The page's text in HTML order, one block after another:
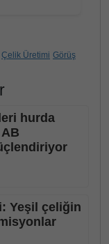
Çelik Üretimi Görüş
hurda
Yeşil çeliğin